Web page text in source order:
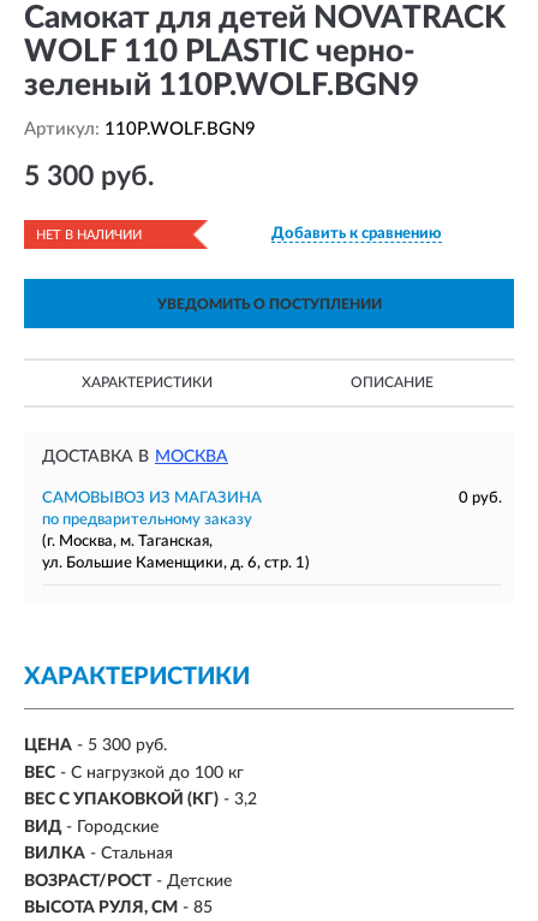
Самокат для детей NOVATRACK
WOLF 110 PLASTIC черно-
зеленый 110P.WOLF.BGN9
Артикул: 110P.WOLF.BGN9
5 300 руб.
НЕТ В НАЛИЧИИ Добавить к сравнению
УВЕДОМИТЬ О ПОСТУПЛЕНИИ
ХАРАКТЕРИСТИКИ ОПИСАНИЕ
ДОСТАВКА В МОСКВА
САМОВЫВОЗ ИЗ МАГАЗИНА
0 руб.
по предварительному заказу
(г. Москва, м. Таганская,
ул. Большие Каменщики, д. 6, стр. 1)
ХАРАКТЕРИСТИКИ
ЦЕНА - 5 300 руб.
ВЕС - С нагрузкой до 100 кг
ВЕС С УПАКОВКОЙ (КГ) - 3,2
ВИД - Городские
ВИЛКА - Стальная
ВОЗРАСТ/РОСТ - Детские
ВЫСОТА РУЛЯ, СМ - 85